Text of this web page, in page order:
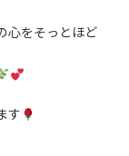
心をそっとほど
す